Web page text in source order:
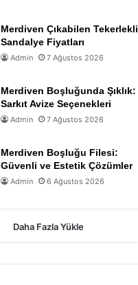
Merdiven Çıkabilen Tekerlekli
Sandalye Fiyatları
Admin 7 Ağustos 2026
Merdiven Boşluğunda Şıklık:
Sarkıt Avize Seçenekleri
Admin 7 Ağustos 2026
Merdiven Boşluğu Filesi:
Güvenli ve Estetik Çözümler
Admin 6 Ağustos 2026
Daha Fazla Yükle